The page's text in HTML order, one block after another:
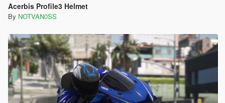
Acerbis Profile3 Helmet
By NOTVAN0SS